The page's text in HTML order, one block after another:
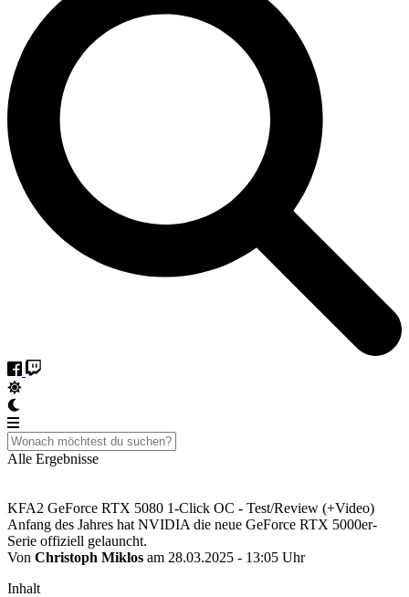
Alle Ergebnisse
KFA2 GeForce RTX 5080 1-Click OC - Test/Review (+Video)
Anfang des Jahres hat NVIDIA die neue GeForce RTX 5000er-
Serie offiziell gelauncht.
Von Christoph Miklos am 28.03.2025 - 13:05 Uhr
Inhalt